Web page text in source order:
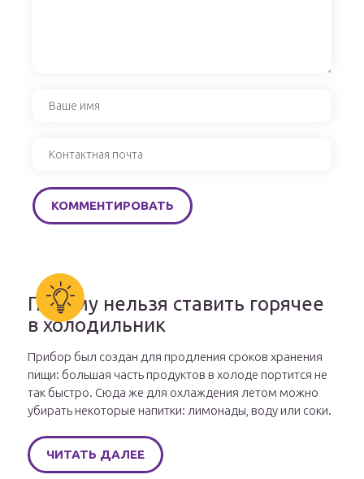
Почему нельзя ставить горячее
в холодильник
Прибор был создан для продления сроков хранения
пищи: большая часть продуктов в холоде портится не
так быстро. Сюда же для охлаждения летом можно
убирать некоторые напитки: лимонады, воду или соки.
ЧИТАТЬ ДАЛЕЕ